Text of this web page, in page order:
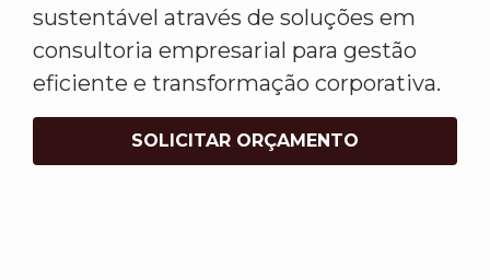
sustentável através de soluções em
consultoria empresarial para gestão
eficiente e transformação corporativa.
SOLICITAR ORÇAMENTO